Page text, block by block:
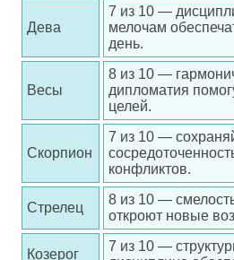
Дева
7 из 10 —
мелочам
день.
Весы
8 из 10 —
дипломатия
целей.
Скорпион
7 из 10 —
конфликтов.
Стрелец
8 из 10 —
откроют новые
Козерог
7 из 10 —